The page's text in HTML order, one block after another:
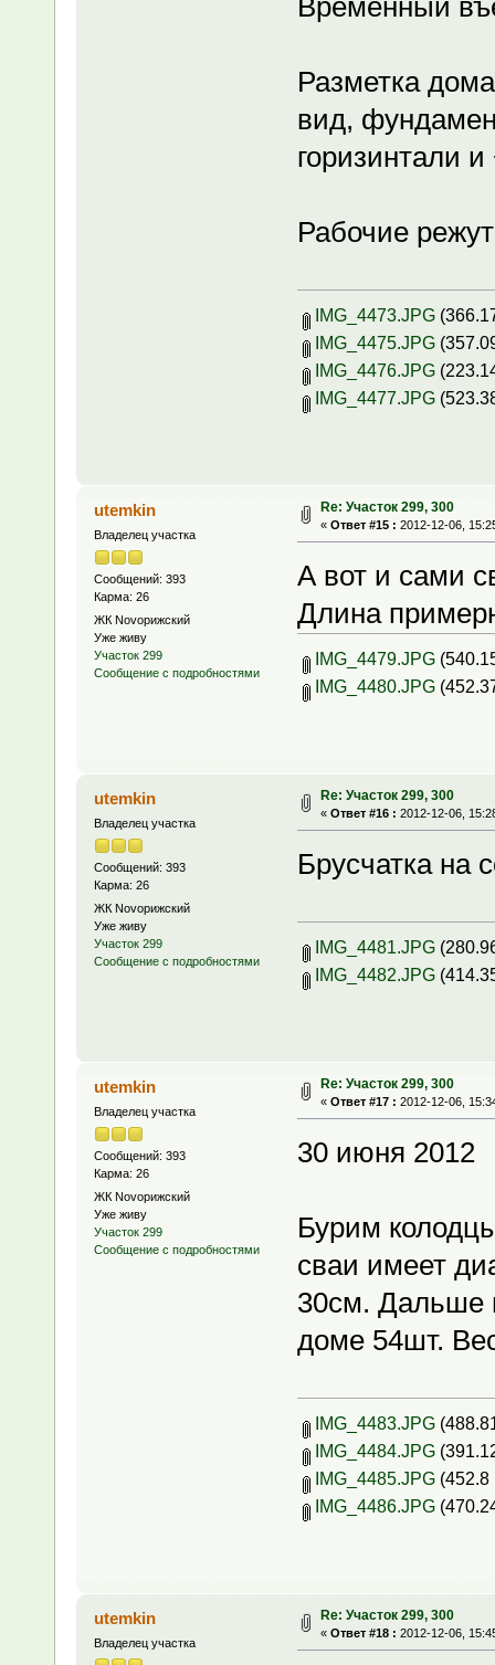
Разметка
вид,
горизинтали
Рабочие
IMG_4473.JPG
IMG_4475.JPG
IMG_4476.JPG
IMG_4477.JPG
utemkin
Владелец участка
Сообщений: 393
Карма: 26
ЖК Novoрижский
Уже живу
Участок 299
Сообщение с подробностями
Re: Участок 299, 300
« Ответ #15 : 2012-12-06,
А вот и сами
Длина
IMG_4479.JPG
IMG_4480.JPG
utemkin
Владелец участка
Сообщений: 393
Карма: 26
ЖК Novoрижский
Уже живу
Участок 299
Сообщение с подробностями
Re: Участок 299, 300
« Ответ #16 : 2012-12-06,
Брусчатка на
IMG_4481.JPG
IMG_4482.JPG
utemkin
Владелец участка
Сообщений: 393
Карма: 26
ЖК Novoрижский
Уже живу
Участок 299
Сообщение с подробностями
Re: Участок 299, 300
« Ответ #17 : 2012-12-06,
30 июня 2012
Бурим
сваи имеет
30см. Дальше
доме 54шт.
IMG_4483.JPG
IMG_4484.JPG
IMG_4485.JPG(452.8
IMG_4486.JPG
utemkin
Владелец участка
Re: Участок 299, 300
« Ответ #18 : 2012-12-06,